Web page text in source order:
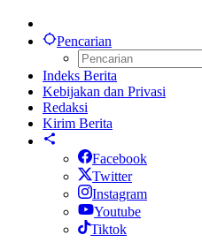
Pencarian
Indeks Berita
Kebijakan dan Privasi
Redaksi
Kirim Berita
Facebook
Twitter
Instagram
Youtube
Tiktok